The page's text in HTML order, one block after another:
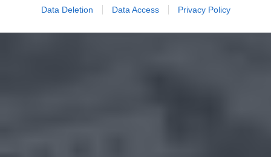
Data Deletion Data Access Privacy Policy